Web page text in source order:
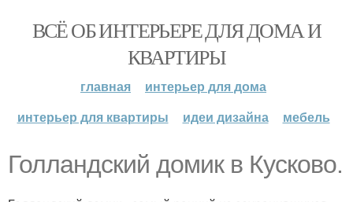
ВСЁ ОБ ИНТЕРЬЕРЕ ДЛЯ ДОМА И
КВАРТИРЫ
главная
интерьер для дома
интерьер для квартиры
идеи дизайна мебель
Голландский домик в Кусково.